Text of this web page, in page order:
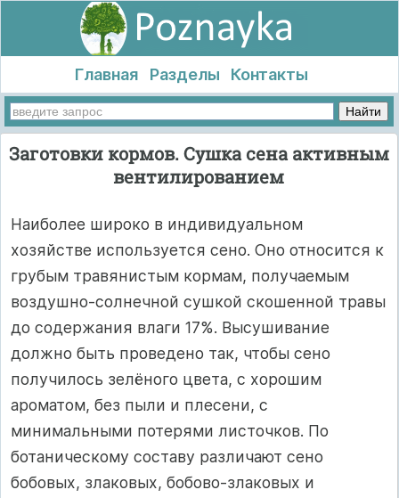
Главная Разделы Контакты
Заготовки кормов. Сушка сена активным
вентилированием
Наиболее широко в индивидуальном
хозяйстве используется сено. Оно относится к
грубым травянистым кормам, получаемым
воздушно-солнечной сушкой скошенной травы
до содержания влаги 17%. Высушивание
должно быть проведено так, чтобы сено
получилось зелёного цвета, с хорошим
ароматом, без пыли и плесени, с
минимальными потерями листочков. По
ботаническому составу различают сено
бобовых, злаковых, бобово-злаковых и